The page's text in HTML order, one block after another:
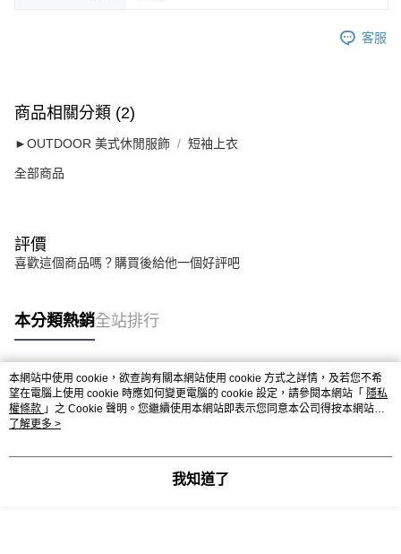
客服
商品相關分類 (2)
►OUTDOOR 美式休閒服飾 短袖上衣
全部商品
評價
喜歡這個商品嗎？購買後給他一個好評吧
本分類熱銷全站排行
熱門標籤
本網站中使用 cookie，欲查詢有關本網站使用 cookie 方式之詳情，及若您不希
望在電腦上使用 cookie 時應如何變更電腦的 cookie 設定，請參閱本網站「 隱私
權條款 」之 Cookie 聲明。您繼續使用本網站即表示您同意本公司得按本網站使
用條款之 Cookie 聲明使用 cookie。
了解更多 >
我知道了